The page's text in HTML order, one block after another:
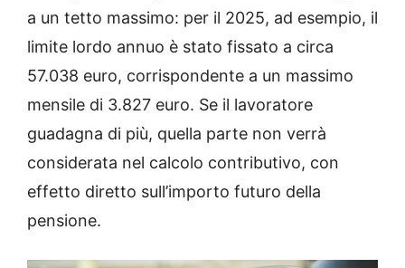
a un tetto massimo: per il 2025, ad esempio, il
limite lordo annuo è stato fissato a circa
57.038 euro, corrispondente a un massimo
mensile di 3.827 euro. Se il lavoratore
guadagna di più, quella parte non verrà
considerata nel calcolo contributivo, con
effetto diretto sull’importo futuro della
pensione.